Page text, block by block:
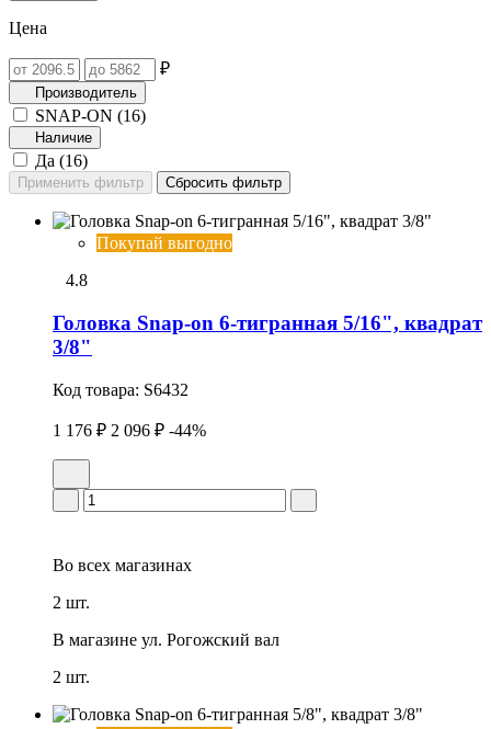
Цена
₽
Производитель
SNAP-ON (16)
Наличие
Да (16)
Покупай выгодно
4.8
Головка Snap-on 6-тигранная 5/16", квадрат
3/8"
Код товара: S6432
1 176 ₽ 2 096 ₽ -44%
Во всех магазинах
2 шт.
В магазине ул. Рогожский вал
2 шт.